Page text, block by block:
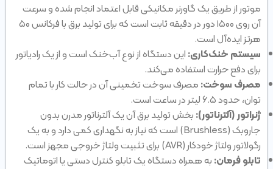
موتور از طریق یک گاورنر مکانیکی قابل اعتماد انجام شده و سرعت
آن روی ۱۵۰۰ دور در دقیقه ثابت است که برای تولید برق با فرکانس ۵۰
هرتز ایده‌آل است.
سیستم خنک‌کاری:این دستگاه از نوع آب‌خنک است و از یک رادیاتور
برای دفع حرارت استفاده می‌کند.
مصرف سوخت:مصرف سوخت تخمینی آن در حالت کار با تمام
توان، حدود ۶.۵ لیتر در ساعت است.
ژنراتور (آلترناتور):بخش تولید برق آن یک آلترناتور مدرن بدون
جاروبک (Brushless) است که نیاز به نگهداری کمی دارد و به یک
رگولاتور ولتاژ خودکار (AVR) برای تثبیت ولتاژ خروجی مجهز است.
تابلو فرمان:به همراه دستگاه یک تابلو کنترل دستی یا اتوماتیک